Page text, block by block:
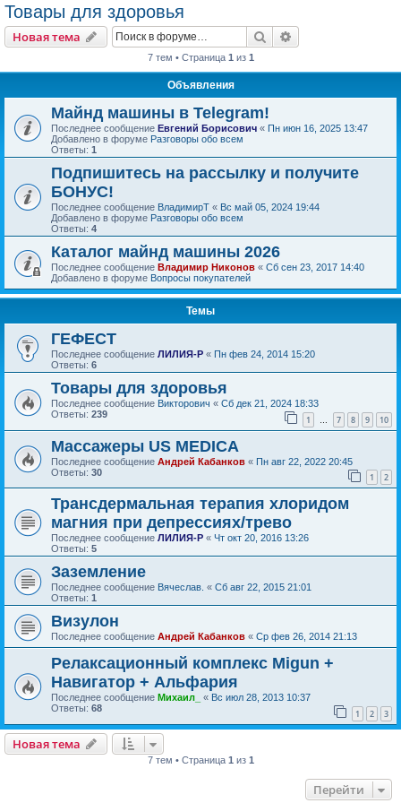
Товары для здоровья
Новая тема Поиск
7 тем • Страница 1 из 1
Объявления
Майнд машины в Telegram!
Последнее сообщение Евгений Борисович « Пн июн 16, 2025 13:47
Добавлено в форуме Разговоры обо всем
Ответы: 1
Подпишитесь на рассылку и получите
БОНУС!
Последнее сообщение ВладимирТ « Вс май 05, 2024 19:44
Добавлено в форуме Разговоры обо всем
Ответы: 4
Каталог майнд машины 2026
Последнее сообщение Владимир Никонов « Сб сен 23, 2017 14:40
Добавлено в форуме Вопросы покупателей
Темы
ГЕФЕСТ
Последнее сообщение ЛИЛИЯ-Р « Пн фев 24, 2014 15:20
Ответы: 6
Товары для здоровья
Последнее сообщение Викторович « Сб дек 21, 2024 18:33
Ответы: 239 1 … 7 8 9 10
Массажеры US MEDICA
Последнее сообщение Андрей Кабанков « Пн авг 22, 2022 20:45
Ответы: 30 1 2
Трансдермальная терапия хлоридом
магния при депрессиях/трево
Последнее сообщение ЛИЛИЯ-Р « Чт окт 20, 2016 13:26
Ответы: 5
Заземление
Последнее сообщение Вячеслав. « Сб авг 22, 2015 21:01
Ответы: 1
Визулон
Последнее сообщение Андрей Кабанков « Ср фев 26, 2014 21:13
Релаксационный комплекс Migun +
Навигатор + Альфария
Последнее сообщение Михаил_ « Вс июл 28, 2013 10:37
Ответы: 68 1 2 3
Новая тема
7 тем • Страница 1 из 1
Перейти